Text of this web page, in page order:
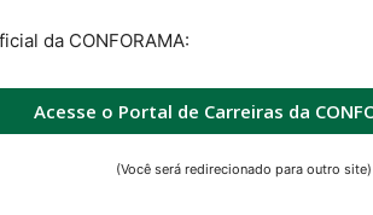
da CONFORAMA:
Acesse o Portal de Carreiras da
(Você será redirecionado para outro site)